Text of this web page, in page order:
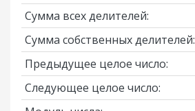
Сумма всех делителей:
Сумма собственных делителей:
Предыдущее целое число:
Следующее целое число: